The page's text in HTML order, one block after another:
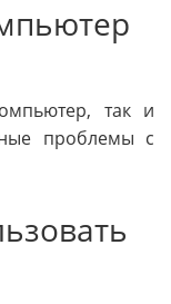
так и
проблемы с